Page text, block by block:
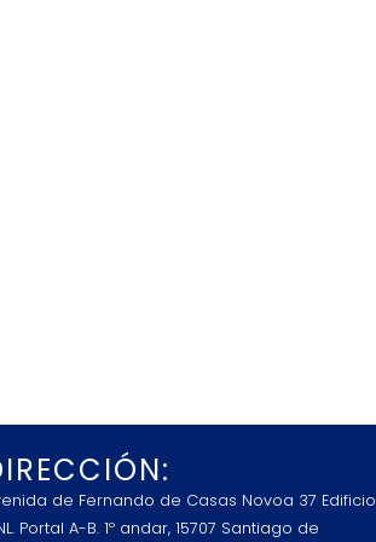
de Fernando de Casas Novoa 37 Edificio
Portal A-B. 1º andar, 15707 Santiago de